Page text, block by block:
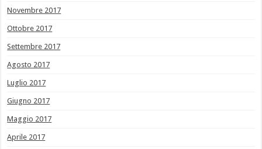
Novembre 2017
Ottobre 2017
Settembre 2017
Agosto 2017
Luglio 2017
Giugno 2017
Maggio 2017
Aprile 2017